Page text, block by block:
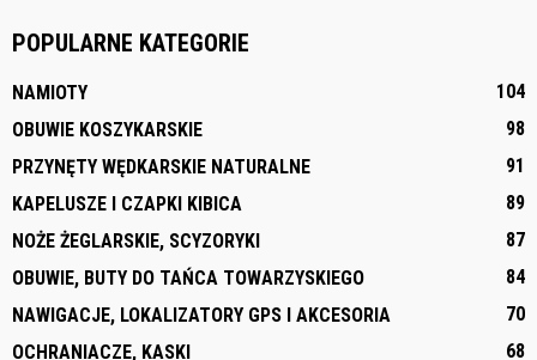
POPULARNE KATEGORIE
NAMIOTY
104
OBUWIE KOSZYKARSKIE
98
PRZYNĘTY WĘDKARSKIE NATURALNE
91
KAPELUSZE I CZAPKI KIBICA
89
NOŻE ŻEGLARSKIE, SCYZORYKI
87
OBUWIE, BUTY DO TAŃCA TOWARZYSKIEGO
84
NAWIGACJE, LOKALIZATORY GPS I AKCESORIA
70
OCHRANIACZE, KASKI
68